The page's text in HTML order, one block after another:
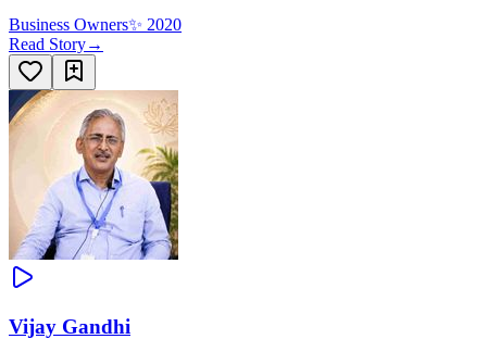
Business Owners✨ 2020
Read Story→
Vijay Gandhi